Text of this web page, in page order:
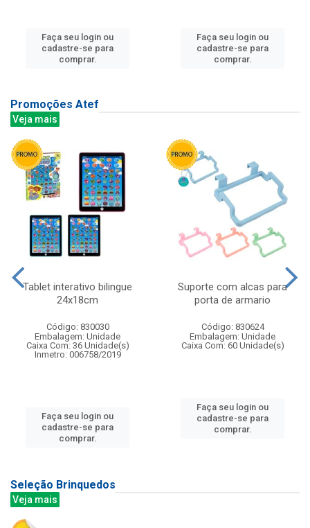
Faça seu login ou
cadastre-se para
comprar.
Faça seu login ou
cadastre-se para
comprar.
Promoções Atef
Veja mais
Tablet interativo bilingue
24x18cm
Código: 830030
Embalagem: Unidade
Caixa Com: 36 Unidade(s)
Inmetro: 006758/2019
Faça seu login ou
cadastre-se para
comprar.
Suporte com alcas para
porta de armario
Código: 830624
Embalagem: Unidade
Caixa Com: 60 Unidade(s)
Faça seu login ou
cadastre-se para
comprar.
Seleção Brinquedos
Veja mais